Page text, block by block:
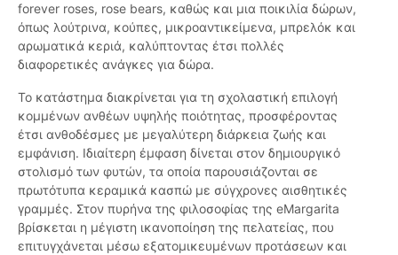
forever roses, rose bears, καθώς και μια ποικιλία δώρων,
όπως λούτρινα, κούπες, μικροαντικείμενα, μπρελόκ και
αρωματικά κεριά, καλύπτοντας έτσι πολλές
διαφορετικές ανάγκες για δώρα.
Το κατάστημα διακρίνεται για τη σχολαστική επιλογή
κομμένων ανθέων υψηλής ποιότητας, προσφέροντας
έτσι ανθοδέσμες με μεγαλύτερη διάρκεια ζωής και
εμφάνιση. Ιδιαίτερη έμφαση δίνεται στον δημιουργικό
στολισμό των φυτών, τα οποία παρουσιάζονται σε
πρωτότυπα κεραμικά κασπώ με σύγχρονες αισθητικές
γραμμές. Στον πυρήνα της φιλοσοφίας της eMargarita
βρίσκεται η μέγιστη ικανοποίηση της πελατείας, που
επιτυγχάνεται μέσω εξατομικευμένων προτάσεων και